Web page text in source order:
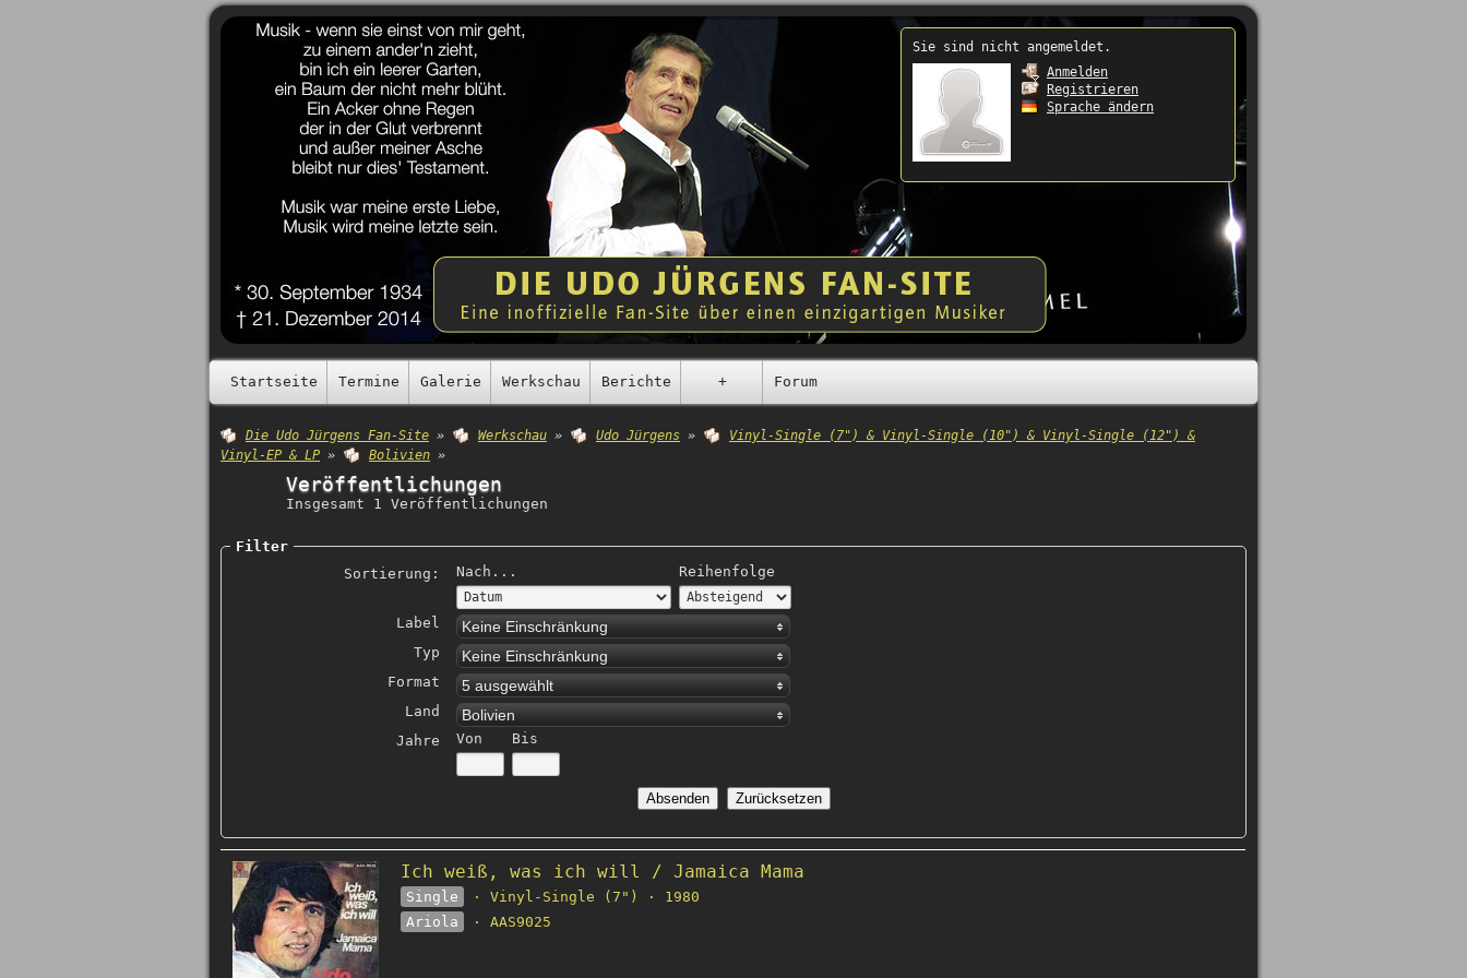
Sie sind nicht angemeldet.
Anmelden
Registrieren
Sprache ändern
Startseite Termine Galerie Werkschau Berichte + Forum
Die Udo Jürgens Fan-Site » Werkschau » Udo Jürgens »
Vinyl-Single (7") & Vinyl-Single (10") & Vinyl-Single (12") &
Vinyl-EP & LP » Bolivien »
Veröffentlichungen
Insgesamt 1 Veröffentlichungen
Filter
Sortierung:
Nach... Reihenfolge
Label Keine Einschränkung
Typ Keine Einschränkung
Format 5 ausgewählt
Land Bolivien
Jahre Von Bis
Ich weiß, was ich will / Jamaica Mama
Single
· Vinyl-Single (7") · 1980
Ariola
· AAS9025